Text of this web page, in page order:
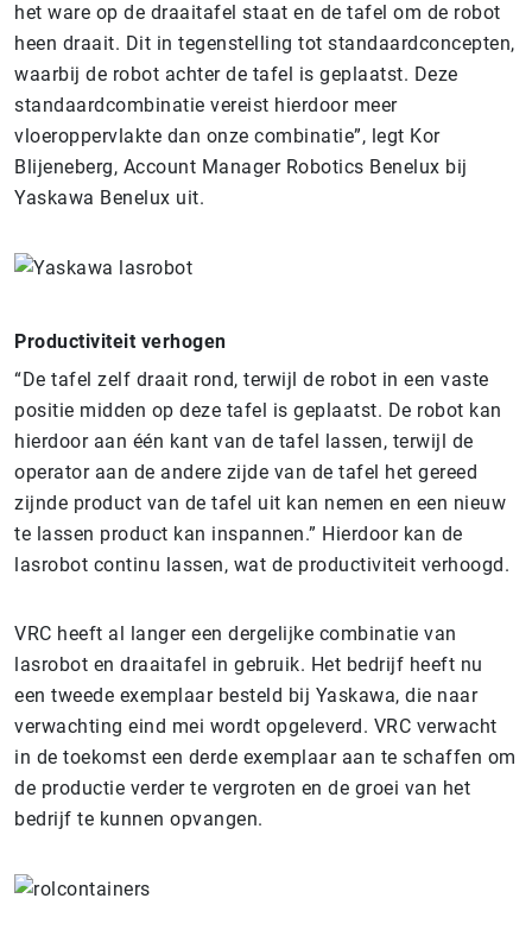
het ware op de draaitafel staat en de tafel om de robot
heen draait. Dit in tegenstelling tot standaardconcepten,
waarbij de robot achter de tafel is geplaatst. Deze
standaardcombinatie vereist hierdoor meer
vloeroppervlakte dan onze combinatie”, legt Kor
Blijeneberg, Account Manager Robotics Benelux bij
Yaskawa Benelux uit.
Productiviteit verhogen
“De tafel zelf draait rond, terwijl de robot in een vaste
positie midden op deze tafel is geplaatst. De robot kan
hierdoor aan één kant van de tafel lassen, terwijl de
operator aan de andere zijde van de tafel het gereed
zijnde product van de tafel uit kan nemen en een nieuw
te lassen product kan inspannen.” Hierdoor kan de
lasrobot continu lassen, wat de productiviteit verhoogd.
VRC heeft al langer een dergelijke combinatie van
lasrobot en draaitafel in gebruik. Het bedrijf heeft nu
een tweede exemplaar besteld bij Yaskawa, die naar
verwachting eind mei wordt opgeleverd. VRC verwacht
in de toekomst een derde exemplaar aan te schaffen om
de productie verder te vergroten en de groei van het
bedrijf te kunnen opvangen.